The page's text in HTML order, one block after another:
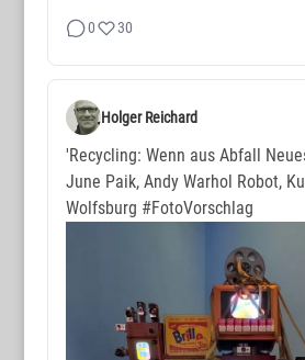
0 30
Holger Reichard
'Recycling: Wenn aus Abfall
June Paik, Andy Warhol Robot,
Wolfsburg #FotoVorschlag